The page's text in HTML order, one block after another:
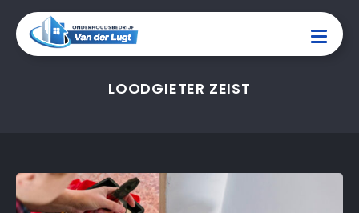
LOODGIETER ZEIST